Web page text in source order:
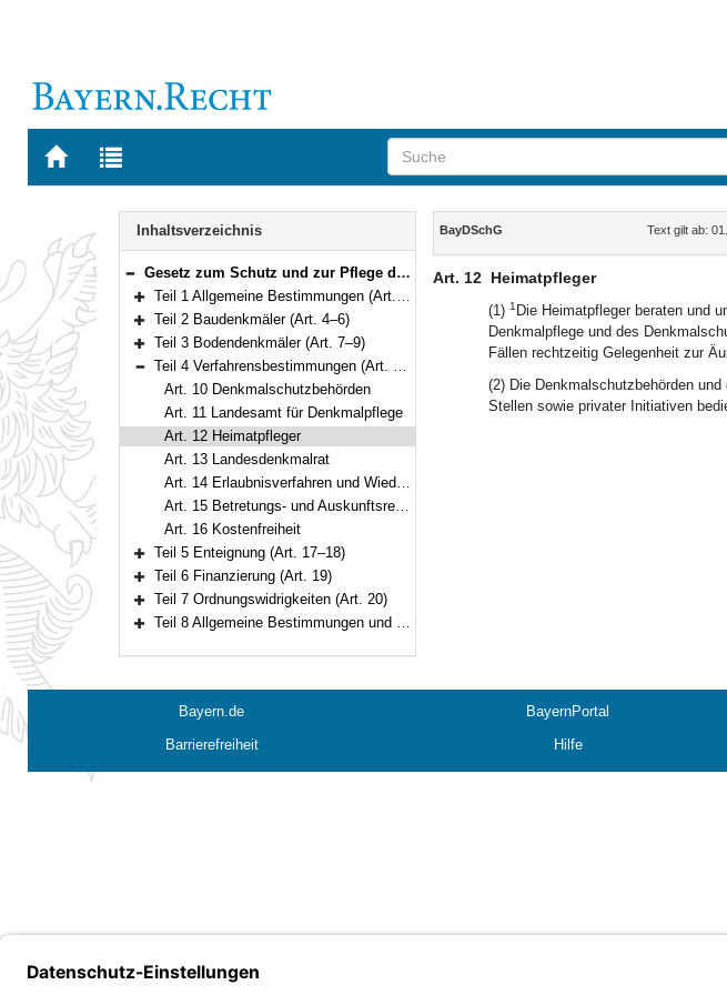
Zur
BAYERN.RECHT
Zur
letzten
Navigation
Inhaltsverzeichnis
Bereich reduzieren
Gesetz zum Schutz und zur Pflege der Denkmäler (Bayerisches Denkmalschutzgesetz – BayDSchG) Vom 25. Juni 1973 (BayRS IV S. 354) BayRS 2242-1-WK (Art. 1–25)
Bereich erweitern
Teil 1 Allgemeine Bestimmungen (Art. 1–3)
Bereich erweitern
Teil 2 Baudenkmäler (Art. 4–6)
Bereich erweitern
Teil 3 Bodendenkmäler (Art. 7–9)
Bereich reduzieren
Teil 4 Verfahrensbestimmungen (Art. 10–16)
Art. 10 Denkmalschutzbehörden
Art. 11 Landesamt für Denkmalpflege
Art. 12 Heimatpfleger
Art. 13 Landesdenkmalrat
Art. 14 Erlaubnisverfahren und Wiederherstellung
Art. 15 Betretungs- und Auskunftsrecht
Art. 16 Kostenfreiheit
Bereich erweitern
Teil 5 Enteignung (Art. 17–18)
Bereich erweitern
Teil 6 Finanzierung (Art. 19)
Bereich erweitern
Teil 7 Ordnungswidrigkeiten (Art. 20)
Teil 8 Allgemeine Bestimmungen und Schlussbestimmungen (Art. 21–25)
Inhalt
BayDSchG Text gilt ab:
Art. 12 Heimatpfleger
(1) 1 Die Heimatpfleger beraten und
Denkmalpflege und des
Fällen rechtzeitig Gelegenheit zur
(2) Die Denkmalschutzbehörden
Stellen sowie privater Initiativen
Bayern.de BayernPortal
Barrierefreiheit
Hilfe